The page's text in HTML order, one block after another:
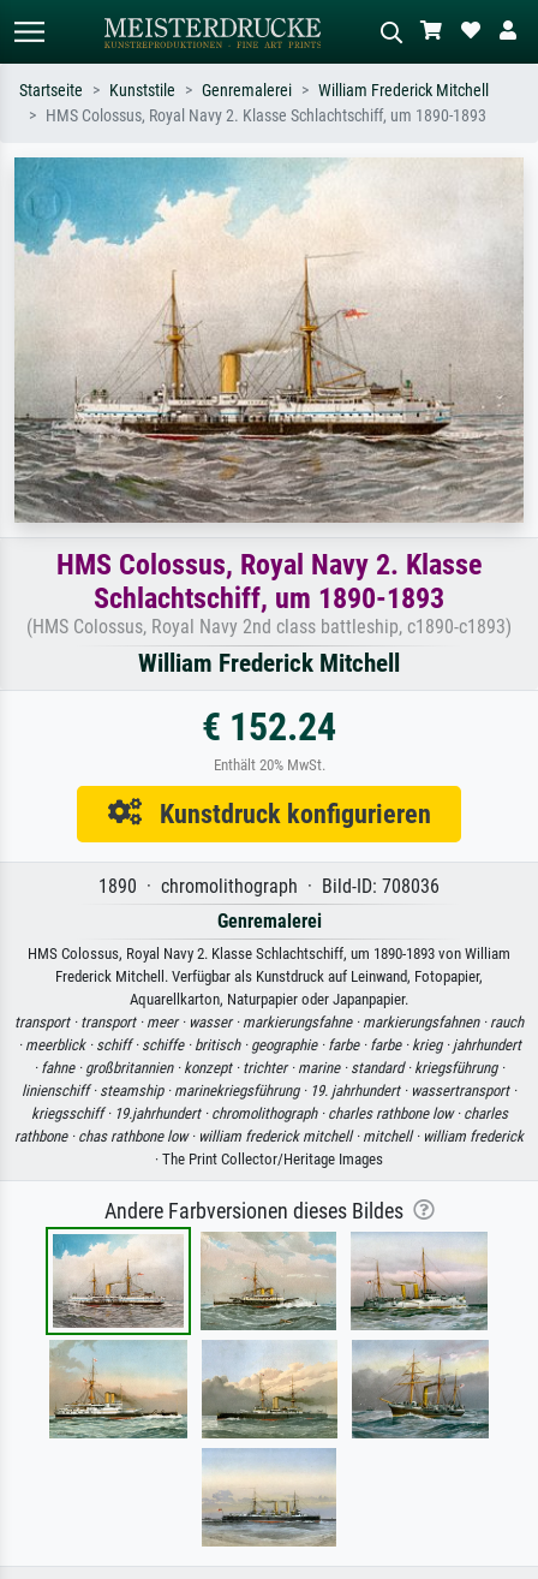
Suchen Sie nach Künstlern, Werktiteln
oder Stilen – z.B. Monet,
Sternennacht, Impressionismus, Welle
Hokusai, Akt.
Beschreiben Sie die Szene – z.B. Grüne
Wiese, Abstrakt mit viel Rot, Dunkles
Ölgemälde, Stehender Akt neben einem
Startseite Kunststile Genremalerei
William Frederick Mitchell
HMS Colossus, Royal Navy 2. Klasse Schlachtschiff, um 1890-1893
HMS Colossus, Royal Navy 2. Klasse
Schlachtschiff, um 1890-1893
(HMS Colossus, Royal Navy 2nd class battleship, c1890-c1893)
William Frederick Mitchell
€ 152.24
Enthält 20% MwSt.
Kunstdruck konfigurieren
1890 · chromolithograph · Bild-ID: 708036
Genremalerei
HMS Colossus, Royal Navy 2. Klasse Schlachtschiff, um 1890-1893 von William
Frederick Mitchell. Verfügbar als Kunstdruck auf Leinwand, Fotopapier,
Aquarellkarton, Naturpapier oder Japanpapier.
transport · transport · meer · wasser · markierungsfahne · markierungsfahnen · rauch
· meerblick · schiff · schiffe · britisch · geographie · farbe · farbe · krieg · jahrhundert
· fahne · großbritannien · konzept · trichter · marine · standard · kriegsführung ·
linienschiff · steamship · marinekriegsführung · 19. jahrhundert · wassertransport ·
kriegsschiff · 19.jahrhundert · chromolithograph · charles rathbone low · charles
rathbone · chas rathbone low · william frederick mitchell · mitchell · william frederick
· The Print Collector/Heritage Images
Andere Farbversionen dieses Bildes